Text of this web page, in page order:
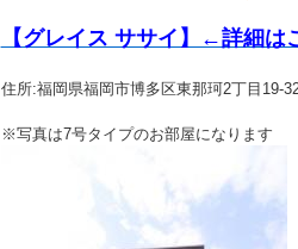
【グレイス ササイ】←詳細は
住所:福岡県福岡市博多区東那珂2丁目19-
※写真は7号タイプのお部屋になります